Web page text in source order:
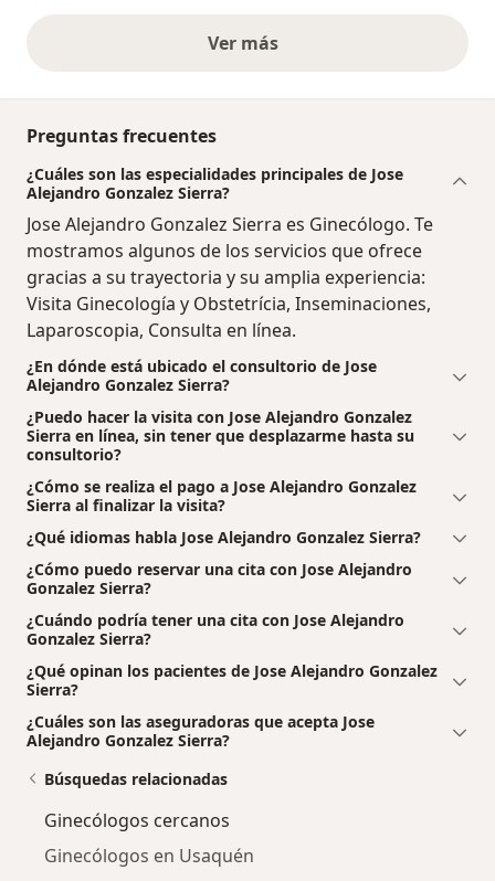
Ver másopiniones anteriores
Preguntas frecuentes
¿Cuáles son las especialidades principales de Jose
Alejandro Gonzalez Sierra?
Jose Alejandro Gonzalez Sierra es Ginecólogo. Te
mostramos algunos de los servicios que ofrece
gracias a su trayectoria y su amplia experiencia:
Visita Ginecología y Obstetrícia, Inseminaciones,
Laparoscopia, Consulta en línea.
¿En dónde está ubicado el consultorio de Jose
Alejandro Gonzalez Sierra?
¿Puedo hacer la visita con Jose Alejandro Gonzalez
Sierra en línea, sin tener que desplazarme hasta su
consultorio?
¿Cómo se realiza el pago a Jose Alejandro Gonzalez
Sierra al finalizar la visita?
¿Qué idiomas habla Jose Alejandro Gonzalez Sierra?
¿Cómo puedo reservar una cita con Jose Alejandro
Gonzalez Sierra?
¿Cuándo podría tener una cita con Jose Alejandro
Gonzalez Sierra?
¿Qué opinan los pacientes de Jose Alejandro Gonzalez
Sierra?
¿Cuáles son las aseguradoras que acepta Jose
Alejandro Gonzalez Sierra?
Búsquedas relacionadas
Ginecólogos cercanos
Ginecólogos en Usaquén